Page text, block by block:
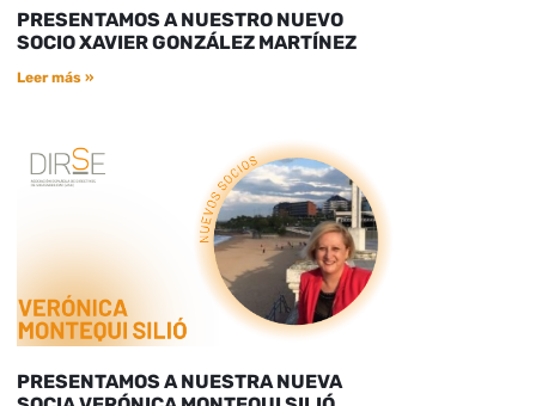
PRESENTAMOS A NUESTRO NUEVO
SOCIO XAVIER GONZÁLEZ MARTÍNEZ
Leer más »
PRESENTAMOS A NUESTRA NUEVA